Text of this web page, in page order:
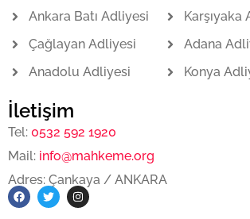
Ankara Batı Adliyesi
Çağlayan Adliyesi
Anadolu Adliyesi
Karşıyaka
Adana
Konya
İletişim
Tel: 0532 592 1920
Mail: info@mahkeme.org
Adres: Çankaya / ANKARA